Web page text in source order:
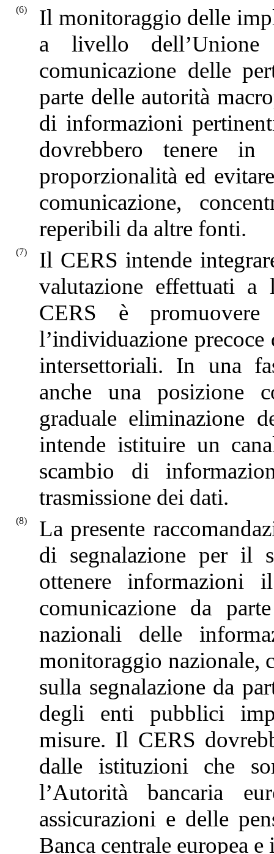
(6)
Il monitoraggio delle
a livello
comunicazione delle
parte delle autorità
di informazioni
dovrebbero tenere
proporzionalità ed
comunicazione,
reperibili da altre fonti.
(7)
Il CERS intende
valutazione effettuati a
CERS è
l’individuazione
intersettoriali. In una
anche una posizione
graduale eliminazione
intende istituire un
scambio di
trasmissione dei dati.
(8)
La presente
di segnalazione per il
ottenere informazioni
comunicazione da
nazionali delle
monitoraggio nazionale,
sulla segnalazione da
degli enti pubblici
misure. Il CERS
dalle istituzioni che
l’Autorità bancaria
assicurazioni e delle
Banca centrale europea